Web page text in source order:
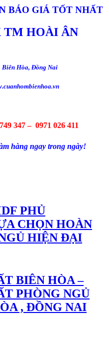
BÁO GIÁ TỐT NHẤT
TM HOÀI ÂN
Biên Hòa, Đồng Nai
347 – 0971 026 411
hàng ngay trong ngày!
PHỦ
CHỌN HOÀN
HIỆN ĐẠI
BIÊN HÒA –
PHÒNG NGỦ
, ĐỒNG NAI